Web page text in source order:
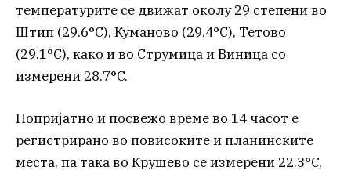
температурите се движат околу 29 степени во
Штип (29.6°C), Куманово (29.4°C), Тетово
(29.1°C), како и во Струмица и Виница со
измерени 28.7°C.
Попријатно и посвежо време во 14 часот е
регистрирано во повисоките и планинските
места, па така во Крушево се измерени 22.3°C,